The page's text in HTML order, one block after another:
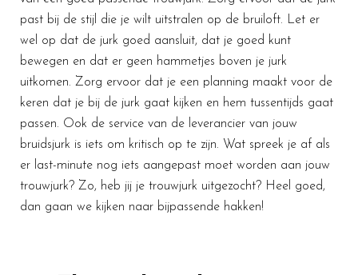
past bij de stijl die je wilt uitstralen op de bruiloft. Let er
wel op dat de jurk goed aansluit, dat je goed kunt
bewegen en dat er geen hammetjes boven je jurk
uitkomen. Zorg ervoor dat je een planning maakt voor de
keren dat je bij de jurk gaat kijken en hem tussentijds gaat
passen. Ook de service van de leverancier van jouw
bruidsjurk is iets om kritisch op te zijn. Wat spreek je af als
er last-minute nog iets aangepast moet worden aan jouw
trouwjurk? Zo, heb jij je trouwjurk uitgezocht? Heel goed,
dan gaan we kijken naar bijpassende hakken!